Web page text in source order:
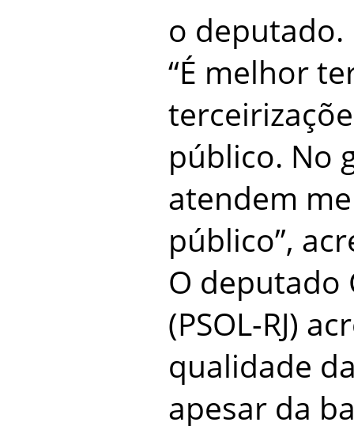
o deputado.
“É melhor
público. No
atendem
público”,
O deputado
(PSOL-RJ)
qualidade
apesar da